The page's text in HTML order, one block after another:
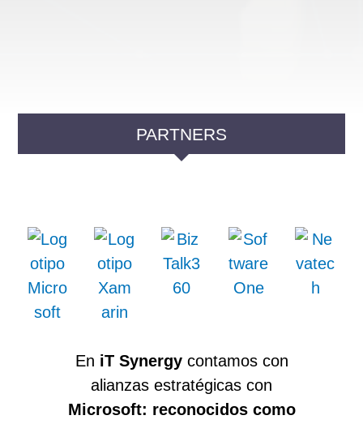
PARTNERS
En iT Synergycontamos con
alianzas estratégicas con
Microsoft: reconocidos como